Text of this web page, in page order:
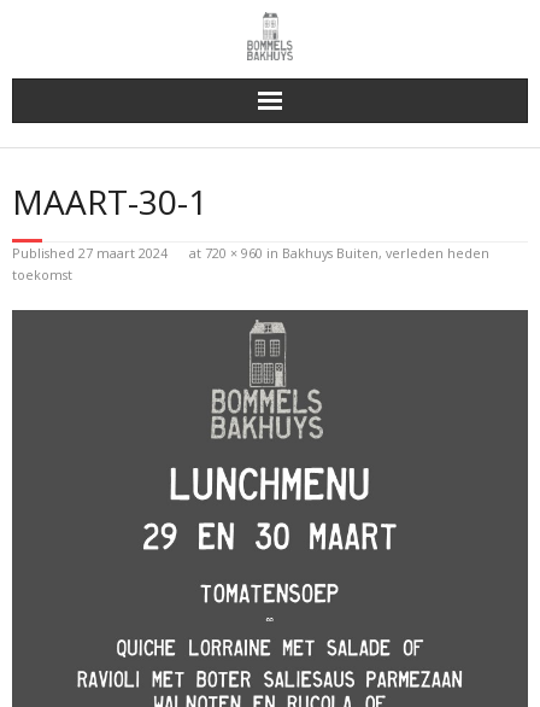
Bakhuys Buiten, verleden heden toekomst
Reserveren & Bestellen
Bommels Buiten
MAART-30-1
Published 27 maart 2024 at 720 × 960 in Bakhuys Buiten, verleden heden
toekomst